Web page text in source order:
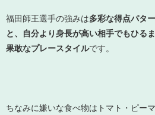
福田師王選手の強みは多彩な得点パタ
と、自分より身長が高い相手でもひる
果敢なプレースタイルです。
ちなみに嫌いな食べ物はトマト・ピーマ